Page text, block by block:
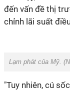
đến vấn đề thị
chỉnh lãi suất
Lạm phát của Mỹ.
"Tuy nhiên, cú